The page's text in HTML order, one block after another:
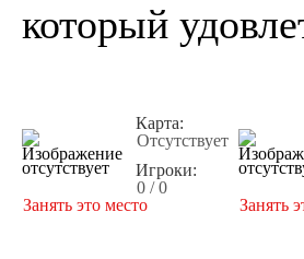
который
Карта:
Отсутствует
Игроки:
0 / 0
Занять это место
Занять